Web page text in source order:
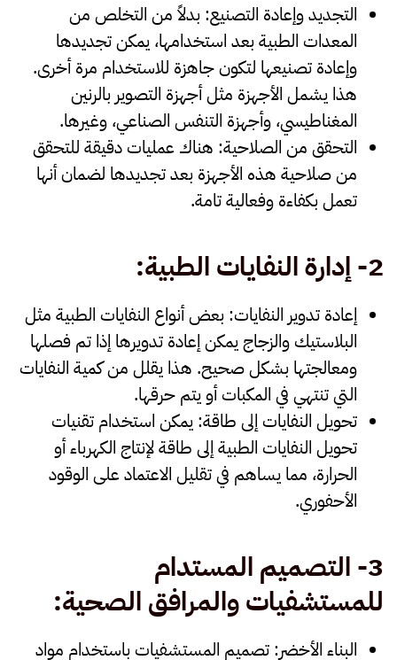
التجديد وإعادة التصنيع: بدلاً من التخلص من
المعدات الطبية بعد استخدامها، يمكن تجديدها
وإعادة تصنيعها لتكون جاهزة للاستخدام مرة أخرى.
هذا يشمل الأجهزة مثل أجهزة التصوير بالرنين
المغناطيسي، وأجهزة التنفس الصناعي، وغيرها.
التحقق من الصلاحية: هناك عمليات دقيقة للتحقق
من صلاحية هذه الأجهزة بعد تجديدها لضمان أنها
تعمل بكفاءة وفعالية تامة.
2- إدارة النفايات الطبية:
إعادة تدوير النفايات: بعض أنواع النفايات الطبية مثل
البلاستيك والزجاج يمكن إعادة تدويرها إذا تم فصلها
ومعالجتها بشكل صحيح. هذا يقلل من كمية النفايات
التي تنتهي في المكبات أو يتم حرقها.
تحويل النفايات إلى طاقة: يمكن استخدام تقنيات
تحويل النفايات الطبية إلى طاقة لإنتاج الكهرباء أو
الحرارة، مما يساهم في تقليل الاعتماد على الوقود
الأحفوري.
3- التصميم المستدام
للمستشفيات والمرافق الصحية:
البناء الأخضر: تصميم المستشفيات باستخدام مواد